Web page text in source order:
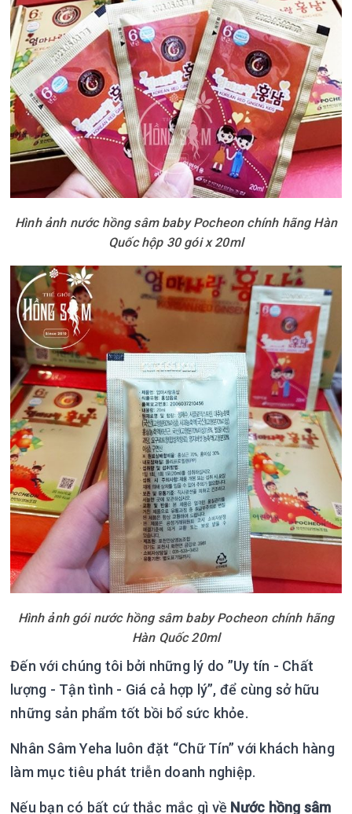
Hình ảnh nước hồng sâm baby Pocheon chính hãng Hàn
Quốc hộp 30 gói x 20ml
Hình ảnh gói nước hồng sâm baby Pocheon chính hãng
Hàn Quốc 20ml
Đến với chúng tôi bởi những lý do ”Uy tín - Chất
lượng - Tận tình - Giá cả hợp lý”, để cùng sở hữu
những sản phẩm tốt bồi bổ sức khỏe.
Nhân Sâm Yeha luôn đặt “Chữ Tín” với khách hàng
làm mục tiêu phát triễn doanh nghiệp.
Nếu bạn có bất cứ thắc mắc gì về Nước hồng sâm